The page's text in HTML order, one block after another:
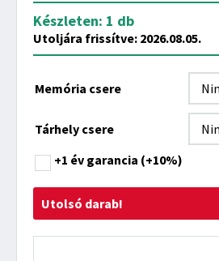
Készleten: 1 db
Utoljára frissítve: 2026.08.05.
Memória csere
Tárhely csere
+1 év garancia (+10%)
Utolsó darab!